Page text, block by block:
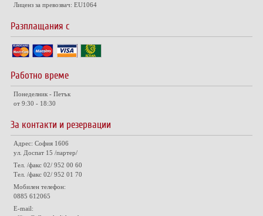
Лиценз за превозвач: EU1064
Разплащания с
Работно време
Понеделник - Петък
от 9:30 - 18:30
За контакти и резервации
Адрес: София 1606
ул. Доспат 15 /партер/
Тел. /факс 02/ 952 00 60
Тел. /факс 02/ 952 01 70
Мобилен телефон:
0885 612065
E-mail: